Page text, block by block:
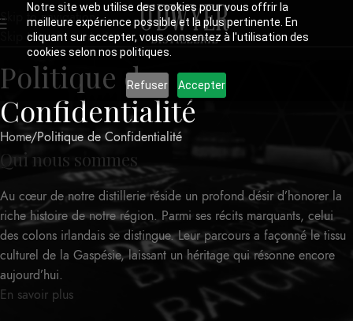
Notre site web utilise des cookies pour vous offrir la
meilleure expérience possible et la plus pertinente. En
cliquant sur accepter, vous consentez à l'utilisation des
cookies selon nos politiques.
Refuser Accepter
Skip to navigation
Skip to main content
Politique de
Confidentialité
Home Politique de Confidentialité
Qui nous sommes
Au cœur de notre distillerie réside un profond désir d’honorer la
riche histoire de notre région. Parmi ses récits marquants, celui
des colons irlandais se distingue. Leur parcours a façonné le tissu
culturel de la Gaspésie, laissant un héritage qui résonne encore
aujourd’hui.
En savoir plus